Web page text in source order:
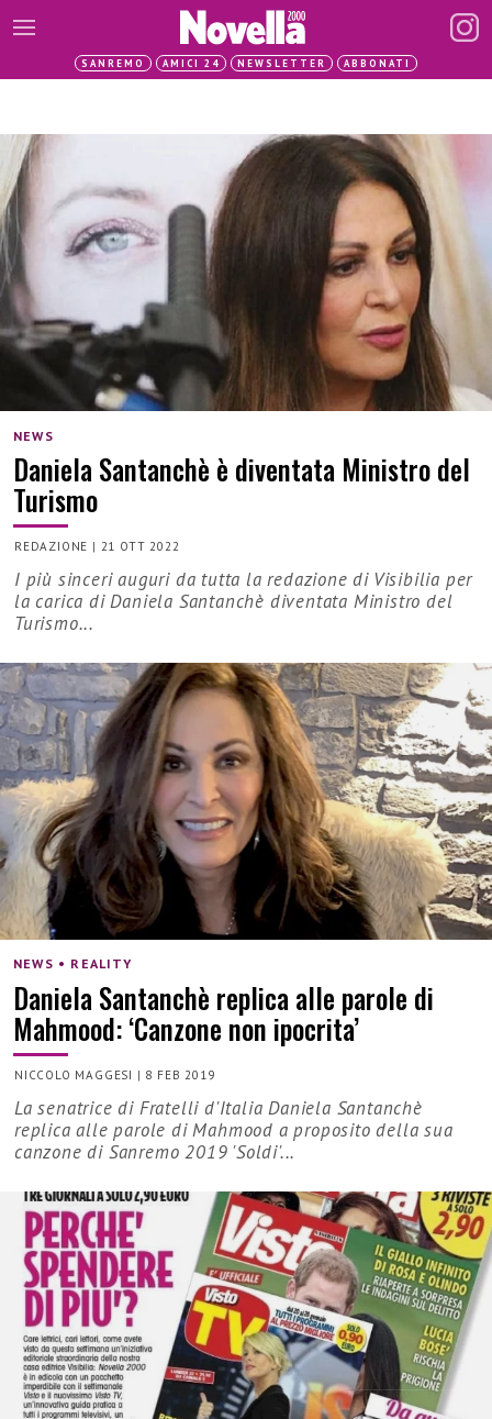
SANREMO AMICI 24 NEWSLETTER ABBONATI
NEWS
Daniela Santanchè è diventata Ministro del
Turismo
REDAZIONE | 21 OTT 2022
I più sinceri auguri da tutta la redazione di Visibilia per
la carica di Daniela Santanchè diventata Ministro del
Turismo...
NEWS • REALITY
Daniela Santanchè replica alle parole di
Mahmood: ‘Canzone non ipocrita’
NICCOLO MAGGESI | 8 FEB 2019
La senatrice di Fratelli d'Italia Daniela Santanchè
replica alle parole di Mahmood a proposito della sua
canzone di Sanremo 2019 'Soldi'...